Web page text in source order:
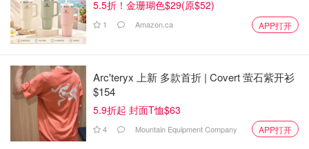
5.5折！金珊瑚色$29(原$52)
1 Amazon.ca APP打开
Arc'teryx 上新 多款首折 | Covert 萤石紫开衫
$154
5.9折起 封面T恤$63
4 Mountain Equipment Company APP打开